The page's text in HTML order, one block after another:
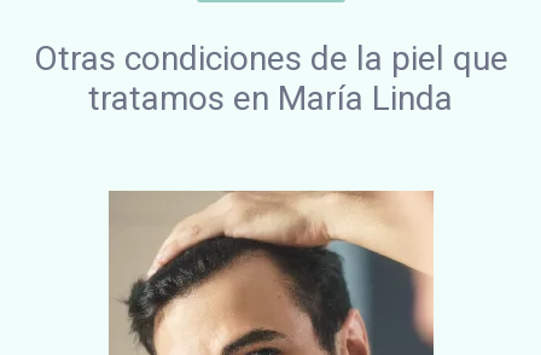
Otras condiciones de la piel que
tratamos en María Linda